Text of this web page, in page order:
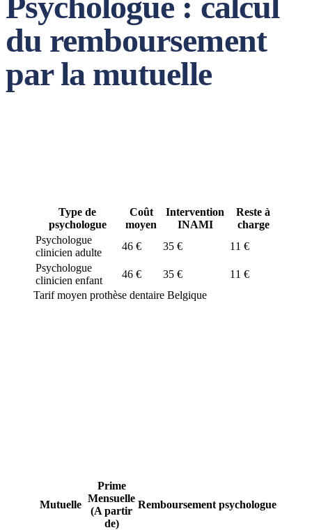
du remboursement
par la mutuelle
Type de
psychologue
Coût
moyen
Intervention
INAMI
Reste à
charge
Psychologue
clinicien adulte
46 € 35 €
11 €
Psychologue
clinicien enfant
46 € 35 €
11 €
Tarif moyen prothèse dentaire Belgique
Mutuelle
Prime
Mensuelle
(A partir
de)
Remboursement psychologue